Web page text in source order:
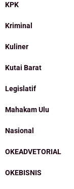
KPK
Kriminal
Kuliner
Kutai Barat
Legislatif
Mahakam Ulu
Nasional
OKEADVETORIAL
OKEBISNIS